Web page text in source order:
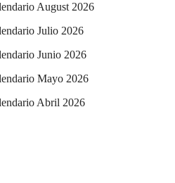
August 2026
Julio 2026
Junio 2026
Mayo 2026
Abril 2026